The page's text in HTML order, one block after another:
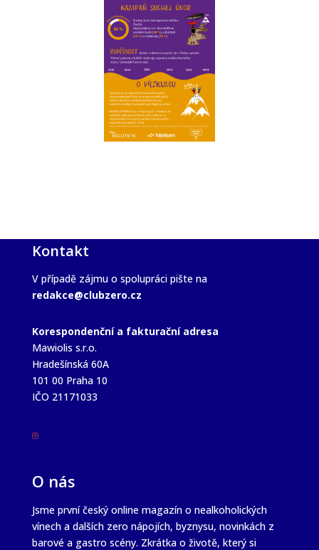
Kontakt
V případě zájmu o spolupráci pište na
redakce@clubzero.cz
Korespondenční a fakturační adresa
Mawiolis s.r.o.
Hradešínská 60A
101 00 Praha 10
IČO 21171033

O nás
Jsme první český online magazín o nealkoholických
vínech a dalších zero nápojích, byznysu, novinkách z
barové a gastro scény. Zkrátka o životě, který si